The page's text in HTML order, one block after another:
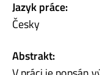
Jazyk práce:
Česky
Abstrakt: